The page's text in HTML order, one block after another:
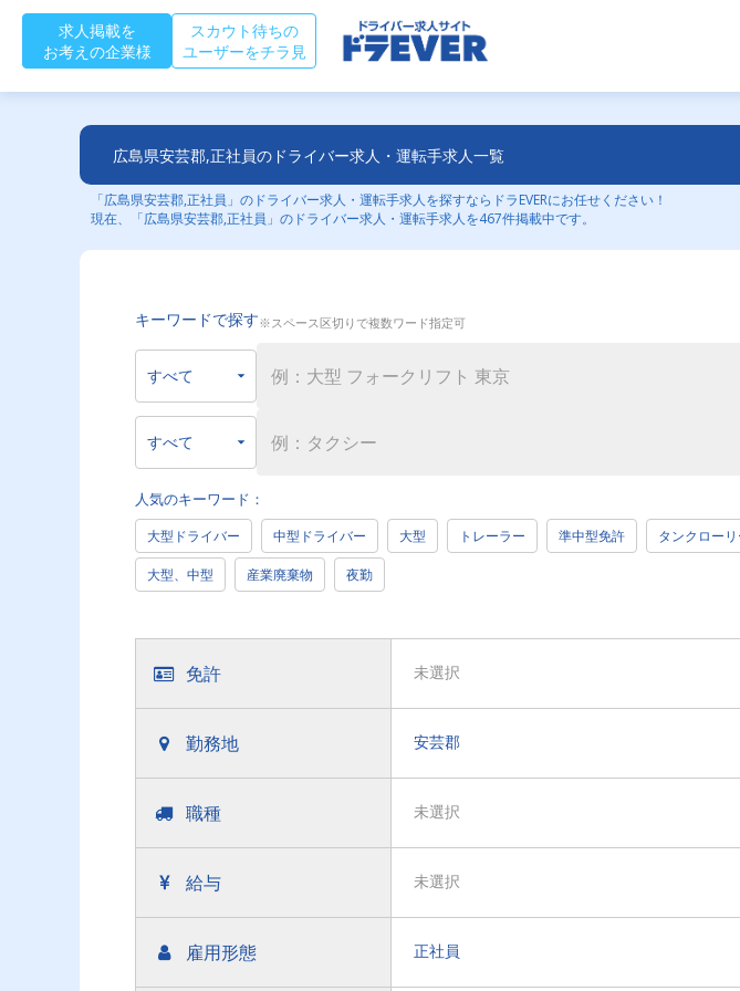
求人掲載を
お考えの企業様
スカウト待ちの
ユーザーをチラ見
広島県安芸郡,正社員のドライバー求人・運転手求人一覧
「広島県安芸郡,正社員」のドライバー求人・運転手求人を探すならドラEVERにお任せください！
現在、「広島県安芸郡,正社員」のドライバー求人・運転手求人を467件掲載中です。
キーワードで探す※スペース区切りで複数ワード指定可
人気のキーワード：
大型ドライバー 中型ドライバー 大型 トレーラー 準中型免許 タンクローリ
大型、中型 産業廃棄物 夜勤
免許 未選択
勤務地 安芸郡
職種 未選択
給与 未選択
雇用形態 正社員